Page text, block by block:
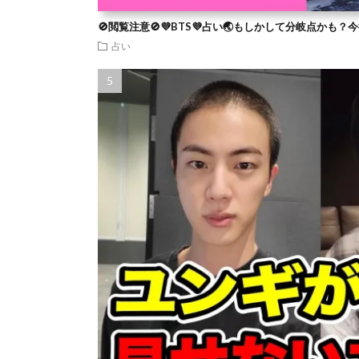
🚫閲覧注意🚫💜BTS💜占い🌏もしかして分岐点かも？
占い